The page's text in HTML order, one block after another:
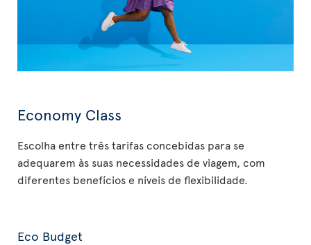
Economy Class
Escolha entre três tarifas concebidas para se
adequarem às suas necessidades de viagem, com
diferentes benefícios e níveis de flexibilidade.
Eco Budget